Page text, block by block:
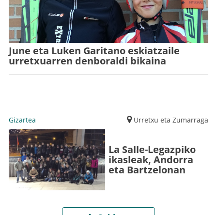
June eta Luken Garitano eskiatzaile
urretxuarren denboraldi bikaina
Gizartea Urretxu eta Zumarraga
La Salle-Legazpiko
ikasleak, Andorra
eta Bartzelonan